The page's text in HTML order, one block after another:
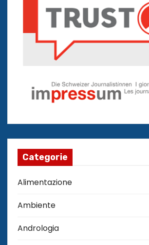
Categorie
Alimentazione
Ambiente
Andrologia